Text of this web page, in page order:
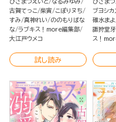
ひさまつえいと なるみゆみ
古賀てっこ 柴寅
こぽりヌち
すみ 真神れい
ののもりばな
な ラブキス！more編集部
大江戸ウメコ
試し読み
ひさまつ
ブヨシカ
碓水まよ
諏狩堂牙
ス！